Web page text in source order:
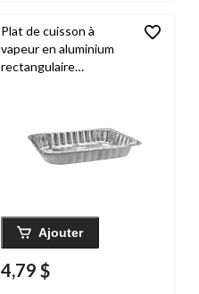
Plat de cuisson à
vapeur en aluminium
rectangulaire
vapeur
Ajouter
4,79 $